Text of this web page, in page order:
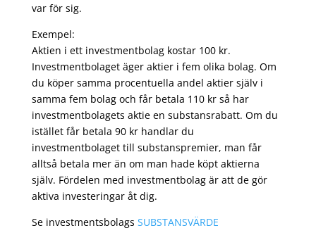
var för sig.
Exempel:
Aktien i ett investmentbolag kostar 100 kr.
Investmentbolaget äger aktier i fem olika bolag. Om
du köper samma procentuella andel aktier själv i
samma fem bolag och får betala 110 kr så har
investmentbolagets aktie en substansrabatt. Om du
istället får betala 90 kr handlar du
investmentbolaget till substanspremier, man får
alltså betala mer än om man hade köpt aktierna
själv. Fördelen med investmentbolag är att de gör
aktiva investeringar åt dig.
Se investmentsbolags SUBSTANSVÄRDE